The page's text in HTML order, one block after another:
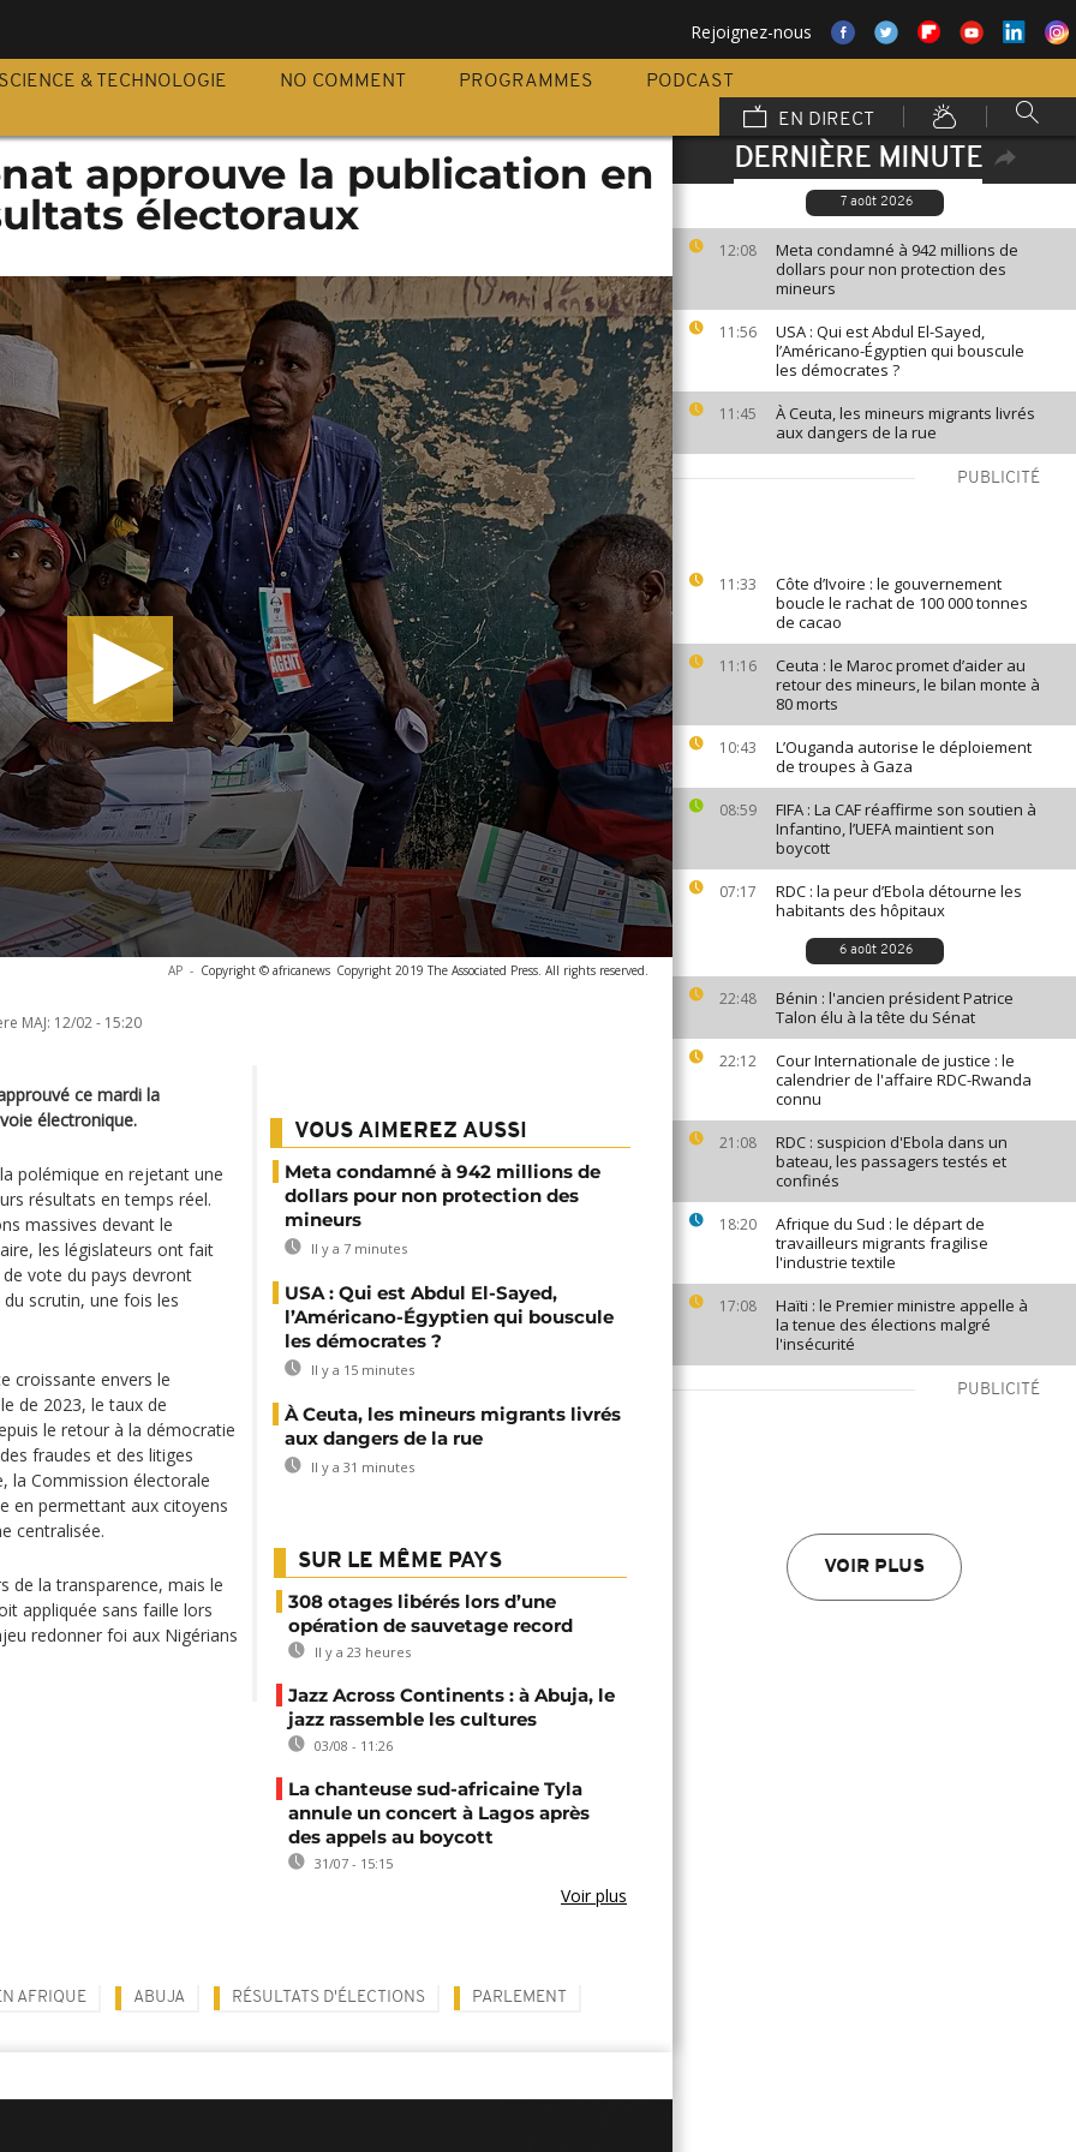
Rejoignez-nous
SCIENCE & TECHNOLOGIE NO COMMENT PROGRAMMES
PODCAST
EN DIRECT
DERNIÈRE MINUTE
7 août 2026
12:08
Meta condamné à 942 millions de
dollars pour non protection des
mineurs
11:56
USA : Qui est Abdul El-Sayed,
l’Américano-Égyptien qui bouscule
les démocrates ?
11:45
À Ceuta, les mineurs migrants livrés
aux dangers de la rue
PUBLICITÉ
11:33
Côte d’Ivoire : le gouvernement
boucle le rachat de 100 000 tonnes
de cacao
11:16
Ceuta : le Maroc promet d’aider au
retour des mineurs, le bilan monte à
80 morts
10:43
L’Ouganda autorise le déploiement
de troupes à Gaza
08:59
FIFA : La CAF réaffirme son soutien à
Infantino, l’UEFA maintient son
boycott
07:17
RDC : la peur d’Ebola détourne les
habitants des hôpitaux
6 août 2026
22:48
Bénin : l'ancien président Patrice
Talon élu à la tête du Sénat
22:12
Cour Internationale de justice : le
calendrier de l'affaire RDC-Rwanda
connu
21:08
RDC : suspicion d'Ebola dans un
bateau, les passagers testés et
confinés
18:20
Afrique du Sud : le départ de
travailleurs migrants fragilise
l'industrie textile
17:08
Haïti : le Premier ministre appelle à
la tenue des élections malgré
l'insécurité
PUBLICITÉ
VOIR PLUS
approuve la publication en
électoraux
AP - Copyright © africanews Copyright 2019 The Associated Press. All rights reserved.
MAJ: 12/02 - 15:20
ce mardi la
électronique.
polémique en rejetant une
résultats en temps réel.
massives devant le
les législateurs ont fait
vote du pays devront
scrutin, une fois les
croissante envers le
de 2023, le taux de
le retour à la démocratie
fraudes et des litiges
la Commission électorale
en permettant aux citoyens
centralisée.
de la transparence, mais le
appliquée sans faille lors
redonner foi aux Nigérians
VOUS AIMEREZ AUSSI
Meta condamné à 942 millions de
dollars pour non protection des
mineurs
Il y a 7 minutes
USA : Qui est Abdul El-Sayed,
l’Américano-Égyptien qui bouscule
les démocrates ?
Il y a 15 minutes
À Ceuta, les mineurs migrants livrés
aux dangers de la rue
Il y a 31 minutes
SUR LE MÊME PAYS
308 otages libérés lors d’une
opération de sauvetage record
Il y a 23 heures
Jazz Across Continents : à Abuja, le
jazz rassemble les cultures
03/08 - 11:26
La chanteuse sud-africaine Tyla
annule un concert à Lagos après
des appels au boycott
31/07 - 15:15
Voir plus
AFRIQUE ABUJA RÉSULTATS D'ÉLECTIONS PARLEMENT